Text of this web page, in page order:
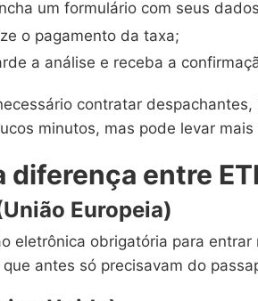
um formulário com seus
o pagamento da taxa;
a análise e receba a
contratar
minutos, mas pode levar
diferença entre
Europeia)
eletrônica obrigatória para entrar
antes só precisavam do